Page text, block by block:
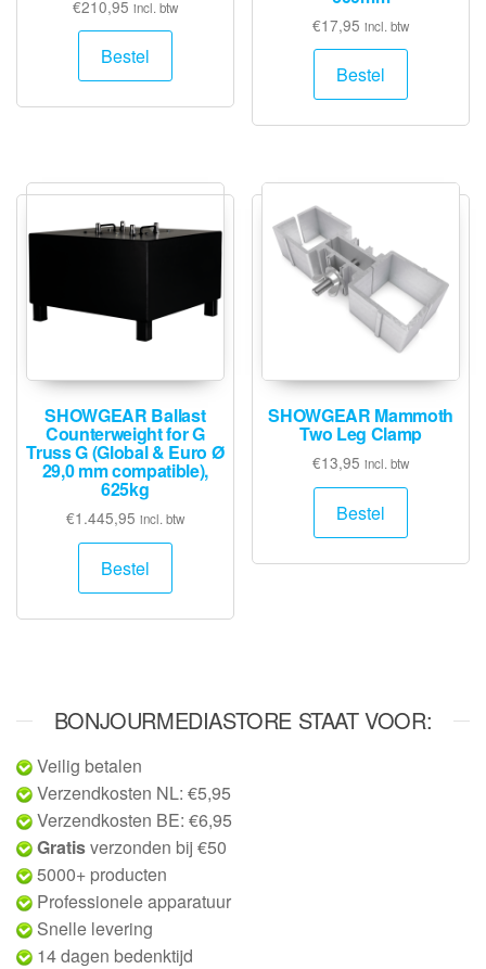
€210,95 incl. btw
Bestel
€17,95 incl. btw
Bestel
SHOWGEAR Ballast
Counterweight for G
Truss G (Global & Euro Ø
29,0 mm compatible),
625kg
€1.445,95 incl. btw
Bestel
SHOWGEAR Mammoth
Two Leg Clamp
€13,95 incl. btw
Bestel
BONJOURMEDIASTORE STAAT VOOR:
Veilig betalen
Verzendkosten NL: €5,95
Verzendkosten BE: €6,95
Gratisverzonden bij €50
5000+ producten
Professionele apparatuur
Snelle levering
14 dagen bedenktijd